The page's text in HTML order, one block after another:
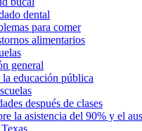
dental
para comer
alimentarios
general
educación pública
después de clases
la asistencia del 90% y el